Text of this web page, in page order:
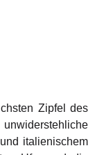
Zipfel des
italienischem